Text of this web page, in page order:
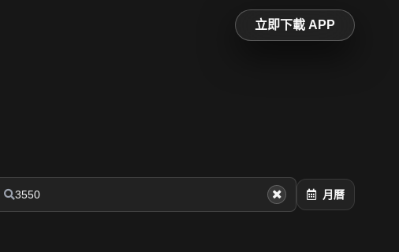
立即下載 APP
月曆